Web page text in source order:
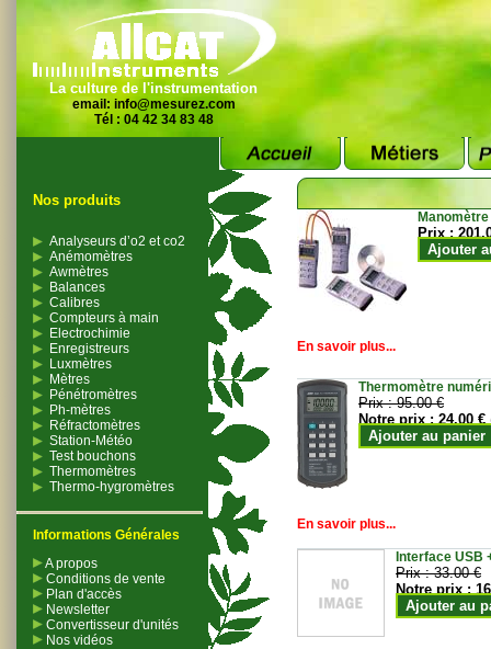
La culture de l'instrumentation
email: info@mesurez.com
Tél : 04 42 34 83 48
Nos produits
Analyseurs d’o2 et co2
Anémomètres
Awmètres
Balances
Calibres
Compteurs à main
Electrochimie
Enregistreurs
Luxmètres
Mètres
Pénétromètres
Ph-mètres
Réfractomètres
Station-Météo
Test bouchons
Thermomètres
Thermo-hygromètres
Informations Générales
A propos
Conditions de vente
Plan d'accès
Newsletter
Convertisseur d'unités
Nos vidéos
Prix :
Ajouter
En savoir plus...
Thermomètre
Prix :95.00 €
Notre prix :24.00 €
Ajouter au panier
En savoir plus...
Interface USB
Prix :33.00 €
Notre prix :
Ajouter au